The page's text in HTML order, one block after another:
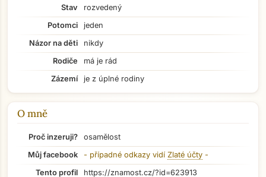
Stav
rozvedený
Potomci
jeden
Názor na děti
nikdy
Rodiče
má je rád
Zázemí
je z úplné rodiny
O mně
Proč inzeruji?
osamělost
Můj facebook
- případné odkazy vidí Zlaté účty -
Tento profil
https://znamost.cz/?id=623913